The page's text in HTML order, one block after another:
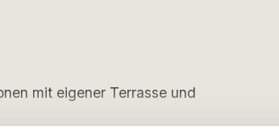
mit eigener Terrasse und